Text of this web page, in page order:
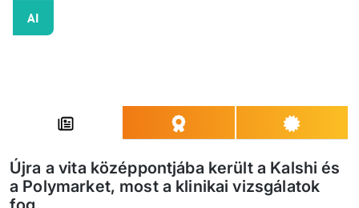
AI
Újra a vita középpontjába került a Kalshi és
a Polymarket, most a klinikai vizsgálatok